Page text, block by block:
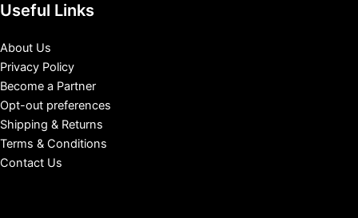
Useful Links
About Us
Privacy Policy
Become a Partner
Opt-out preferences
Shipping & Returns
Terms & Conditions
Contact Us